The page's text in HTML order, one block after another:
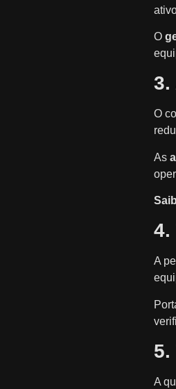
O
3.
O
As
4.
A
5.
A